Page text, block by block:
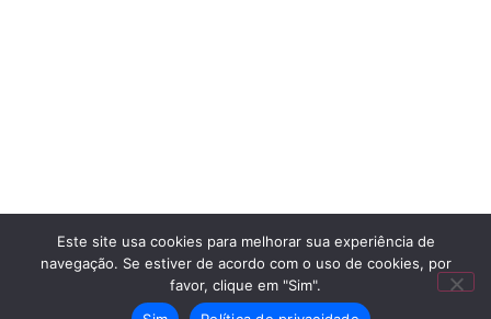
Este site usa cookies para melhorar sua experiência de
navegação. Se estiver de acordo com o uso de cookies, por
favor, clique em "Sim".